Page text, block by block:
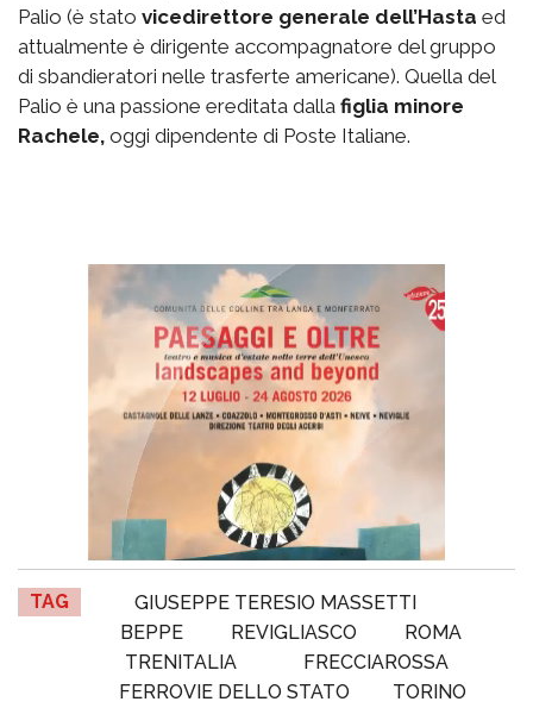
Palio (è stato vicedirettore generale dell’Hasta ed
attualmente è dirigente accompagnatore del gruppo
di sbandieratori nelle trasferte americane). Quella del
Palio è una passione ereditata dalla figlia minore
Rachele, oggi dipendente di Poste Italiane.
TAG
GIUSEPPE TERESIO MASSETTI
BEPPE
REVIGLIASCO
ROMA
TRENITALIA
FRECCIAROSSA
FERROVIE DELLO STATO
TORINO